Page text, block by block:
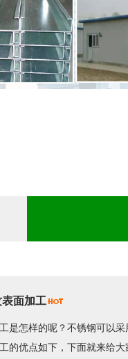
面加工
是怎样的呢？不锈钢可以
的优点如下，下面就来给